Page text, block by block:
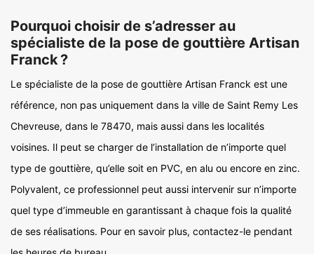
Pourquoi choisir de s’adresser au
spécialiste de la pose de gouttière Artisan
Franck ?
Le spécialiste de la pose de gouttière Artisan Franck est une
référence, non pas uniquement dans la ville de Saint Remy Les
Chevreuse, dans le 78470, mais aussi dans les localités
voisines. Il peut se charger de l’installation de n’importe quel
type de gouttière, qu’elle soit en PVC, en alu ou encore en zinc.
Polyvalent, ce professionnel peut aussi intervenir sur n’importe
quel type d’immeuble en garantissant à chaque fois la qualité
de ses réalisations. Pour en savoir plus, contactez-le pendant